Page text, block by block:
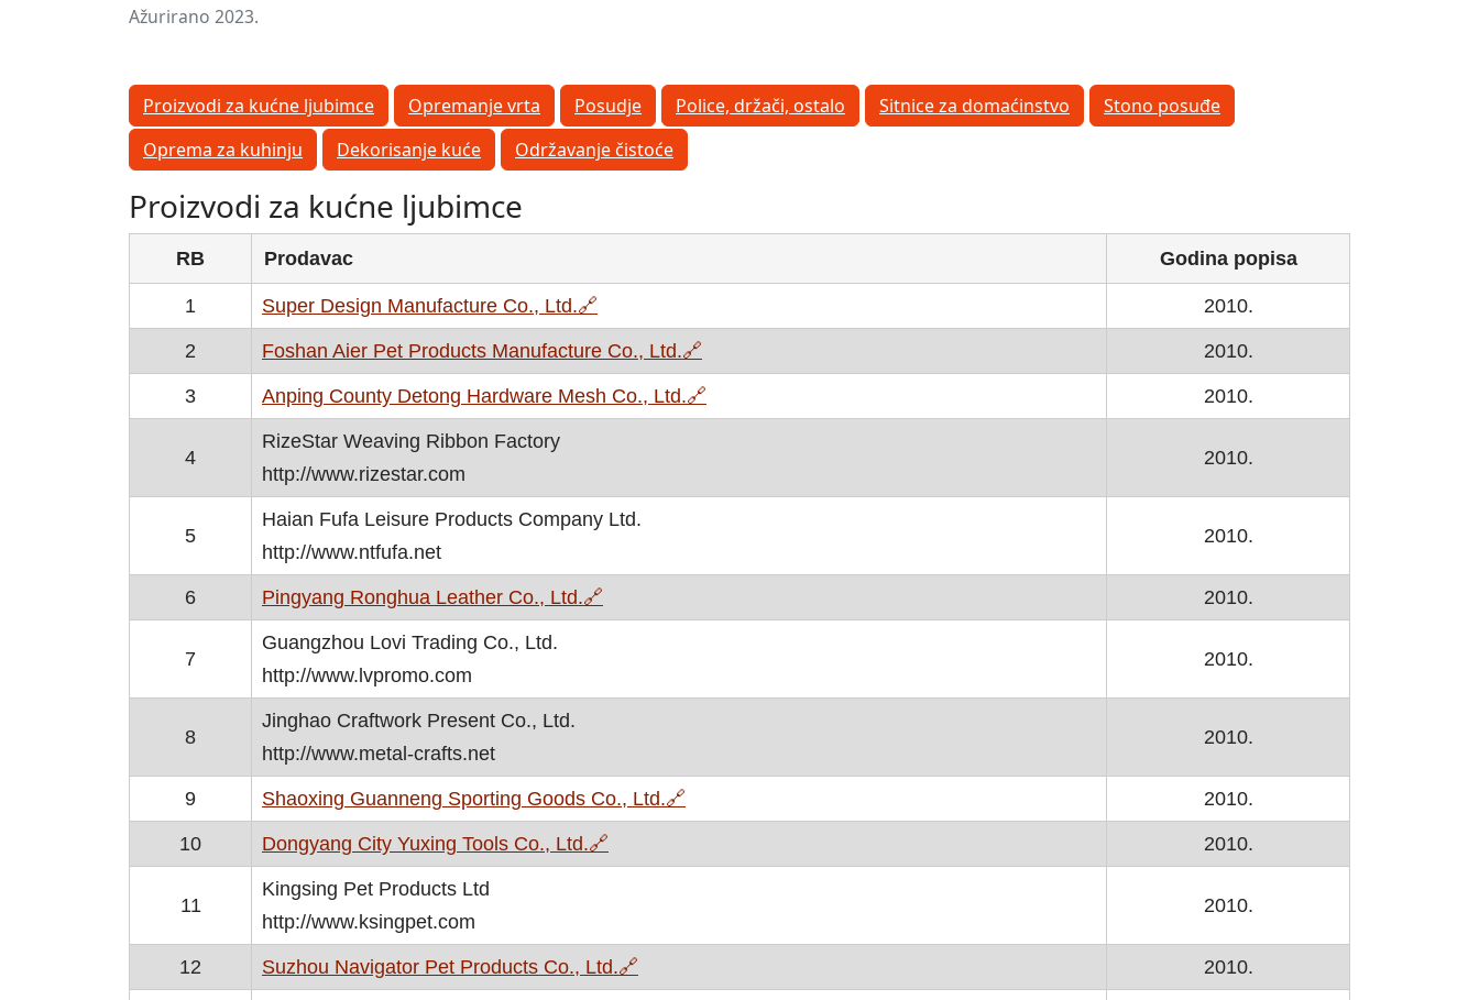
Ažurirano 2023.
Proizvodi za kućne ljubimce Opremanje vrta Posudje Police, držači, ostalo Sitnice za domaćinstvo
Stono posuđe
Oprema za kuhinju
Dekorisanje kuće Održavanje čistoće
Proizvodi za kućne ljubimce
RB Prodavac Godina popisa
1 Super Design Manufacture Co., Ltd.🔗 2010.
2 Foshan Aier Pet Products Manufacture Co., Ltd.🔗 2010.
3 Anping County Detong Hardware Mesh Co., Ltd.🔗 2010.
4
RizeStar Weaving Ribbon Factory
http://www.rizestar.com
2010.
5
Haian Fufa Leisure Products Company Ltd.
http://www.ntfufa.net
2010.
6 Pingyang Ronghua Leather Co., Ltd.🔗 2010.
7
Guangzhou Lovi Trading Co., Ltd.
http://www.lvpromo.com
2010.
8
Jinghao Craftwork Present Co., Ltd.
http://www.metal-crafts.net
2010.
9 Shaoxing Guanneng Sporting Goods Co., Ltd.🔗 2010.
10 Dongyang City Yuxing Tools Co., Ltd.🔗 2010.
11
Kingsing Pet Products Ltd
http://www.ksingpet.com
2010.
12 Suzhou Navigator Pet Products Co., Ltd.🔗 2010.